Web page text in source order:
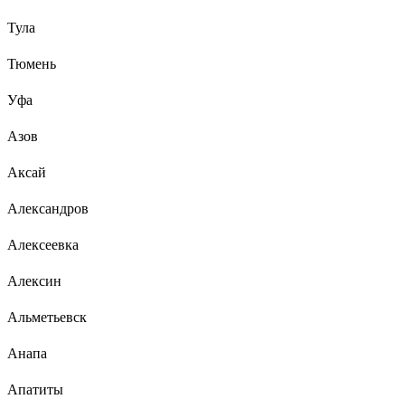
Тула
Тюмень
Уфа
Азов
Аксай
Александров
Алексеевка
Алексин
Альметьевск
Анапа
Апатиты